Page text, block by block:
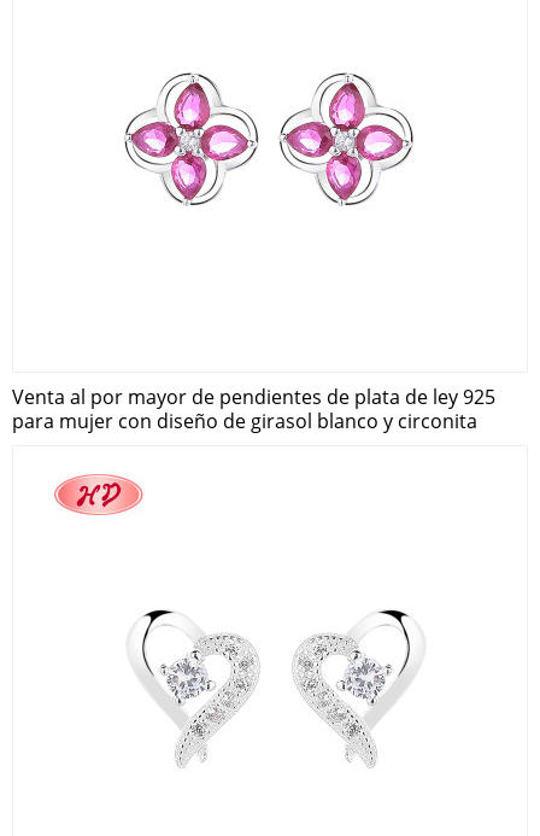
Venta al por mayor de pendientes de plata de ley 925
para mujer con diseño de girasol blanco y circonita